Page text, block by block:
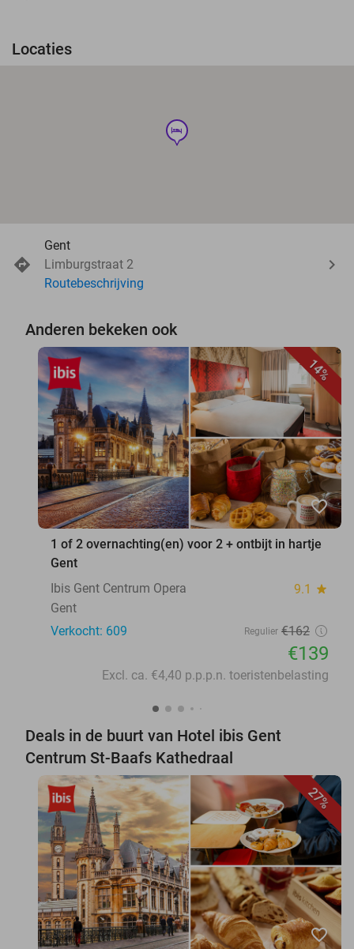
Locaties
hotel
Gent
Limburgstraat 2
Routebeschrijving
Anderen bekeken ook
14%
favorite_border
1 of 2 overnachting(en) voor 2 + ontbijt in hartje
Gent
Ibis Gent Centrum Opera
9.1 star
Gent
Verkocht: 609
Regulier €162
€139
Excl. ca. €4,40 p.p.p.n. toeristenbelasting
Deals in de buurt van Hotel ibis Gent
Centrum St-Baafs Kathedraal
27%
favorite_border